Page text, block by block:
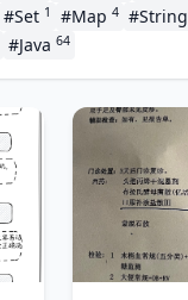
#Set 1 #Map 4 #String
#Java 64